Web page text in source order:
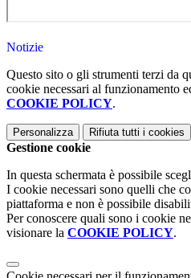
Notizie
Questo sito o gli strumenti terzi da
cookie necessari al funzionamento
COOKIE POLICY.
Personalizza Rifiuta tutti i cookies
Gestione cookie
In questa schermata è possibile
I cookie necessari sono quelli che
piattaforma e non è possibile
Per conoscere quali sono i cookie
visionare la COOKIE POLICY.